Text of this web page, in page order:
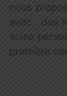
nous
avec : des
soins
première